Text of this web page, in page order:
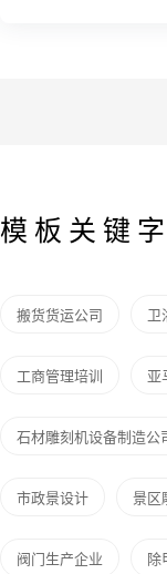
模板关键字
搬货货运公司 卫
工商管理培训 亚
石材雕刻机设备制造公
市政景设计 景区
阀门生产企业 除